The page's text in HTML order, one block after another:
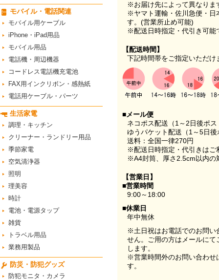
モバイル・電話関連
モバイル用ケーブル
iPhone・iPad用品
モバイル用品
電話機・周辺機器
コードレス電話機充電池
FAX用インクリボン・感熱紙
電話用ケーブル・パーツ
生活家電
調理・キッチン
クリーナー・ランドリー用品
季節家電
空気清浄器
照明
理美容
時計
電池・電源タップ
雑貨
トラベル用品
業務用製品
防災・防犯グッズ
防犯モニタ・カメラ
※お届け先によって異なりま
※ヤマト運輸・佐川急便・日
す。(営業所止め可能)
※配送日時指定・代引き可能
【配送時間】
下記時間帯をご指定いただけ
■メール便
ネコポス配送（1～2日後ポ
ゆうパケット配送（1～5日
送料：全国一律270円
※配送日時指定・代引きはご
※A4封筒、厚さ2.5cm以内の
【営業日】
■営業時間
9:00～18:00
■休業日
年中無休
※土日祝はお電話でのお問い
せん。ご用の方はメールに
します。
※営業時間外のお問い合わせ
す。